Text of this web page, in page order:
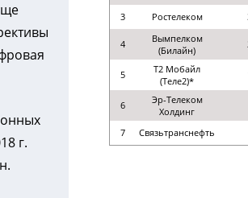
г.
3
Ростелеком
4
Вымпелком
(Билайн)
5
Т2 Мобайл
(Теле2)*
6
Эр-Телеком
Холдинг
7 Связьтранснефть